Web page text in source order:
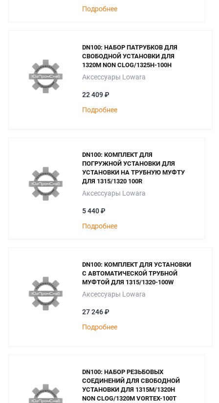
Подробнее
DN100: НАБОР ПАТРУБКОВ ДЛЯ
СВОБОДНОЙ УСТАНОВКИ ДЛЯ
1320M NON CLOG/1325H-100H
Аксессуары Lowara
22 409 ₽
Подробнее
DN100: КОМПЛЕКТ ДЛЯ
ПОГРУЖНОЙ УСТАНОВКИ ДЛЯ
УСТАНОВКИ НА ТРУБНУЮ МУФТУ
ДЛЯ 1315/1320 100R
Аксессуары Lowara
5 440 ₽
Подробнее
DN100: КОМПЛЕКТ ДЛЯ УСТАНОВКИ
С АВТОМАТИЧЕСКОЙ ТРУБНОЙ
МУФТОЙ ДЛЯ 1315/1320-100W
Аксессуары Lowara
27 246 ₽
Подробнее
DN100: НАБОР РЕЗЬБОВЫХ
СОЕДИНЕНИЙ ДЛЯ СВОБОДНОЙ
УСТАНОВКИ ДЛЯ 1315M/1320H
NON CLOG/1320M VORTEX-100T